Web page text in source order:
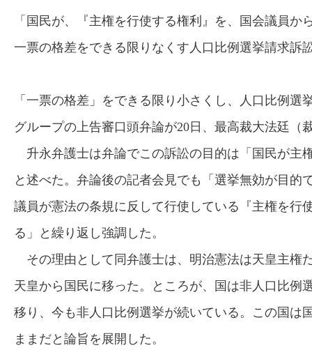
「国民が、『主権を行使する権利』を、国会議員か
一票の格差をできる限りなくす人口比例選挙請求
「一票の格差」をできる限り小さくし、人口比例
グループの上告審口頭弁論が20日、最高裁大法廷（
升永弁護士は弁論でこの訴訟の目的は「国民が主
と述べた。弁論後の記者会見でも「選挙無効が目
議員が憲法の条規に反して行使している『主権を行
る」と繰り返し強調した。
その理由として同弁護士は、明治憲法は天皇主権
天皇から国民に移った。ところが、国は非人口比例
移り、今も非人口比例選挙が続いている。この国は
ままだと論旨を展開した。